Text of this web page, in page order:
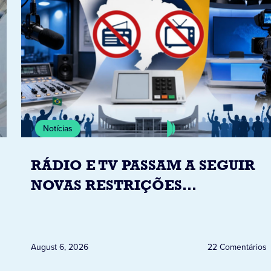
Notícias
RÁDIO E TV PASSAM A SEGUIR
NOVAS RESTRIÇÕES
August 6, 2026 22 Comentários